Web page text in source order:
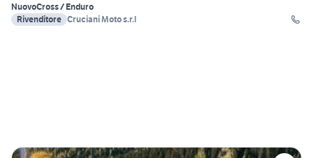
NuovoCross / Enduro
Rivenditore Cruciani Moto s.r.l